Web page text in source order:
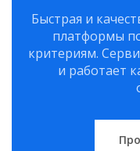
Быстрая и
платформы
критериям.
и работает